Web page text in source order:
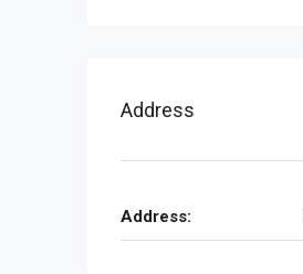
Address
Address: